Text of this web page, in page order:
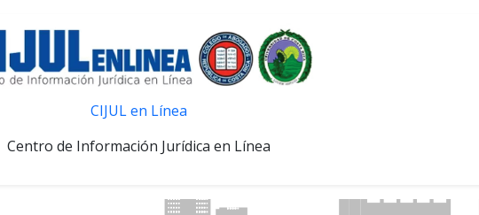
CIJUL en Línea
Centro de Información Jurídica en Línea